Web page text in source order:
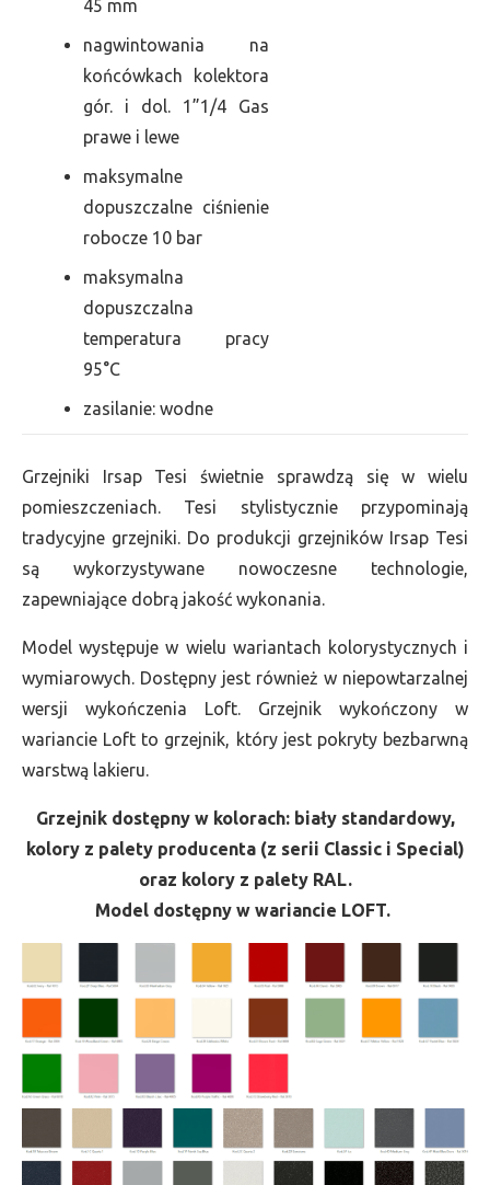
45 mm
nagwintowania na
końcówkach kolektora
gór. i dol. 1”1/4 Gas
prawe i lewe
maksymalne
dopuszczalne ciśnienie
robocze 10 bar
maksymalna
dopuszczalna
temperatura pracy
95°C
zasilanie: wodne
Grzejniki Irsap Tesi świetnie sprawdzą się w wielu
pomieszczeniach. Tesi stylistycznie przypominają
tradycyjne grzejniki. Do produkcji grzejników Irsap Tesi
są wykorzystywane nowoczesne technologie,
zapewniające dobrą jakość wykonania.
Model występuje w wielu wariantach kolorystycznych i
wymiarowych. Dostępny jest również w niepowtarzalnej
wersji wykończenia Loft. Grzejnik wykończony w
wariancie Loft to grzejnik, który jest pokryty bezbarwną
warstwą lakieru.
Grzejnik dostępny w kolorach: biały standardowy,
kolory z palety producenta (z serii Classic i Special)
oraz kolory z palety RAL.
Model dostępny w wariancie LOFT.